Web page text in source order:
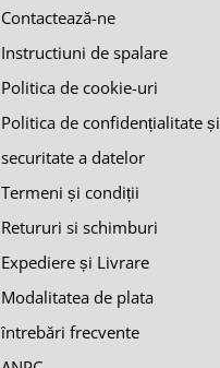
Contactează-ne
Instructiuni de spalare
Politica de cookie-uri
Politica de confidențialitate și
securitate a datelor
Termeni și condiții
Retururi si schimburi
Expediere și Livrare
Modalitatea de plata
întrebări frecvente